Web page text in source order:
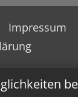
Impressum